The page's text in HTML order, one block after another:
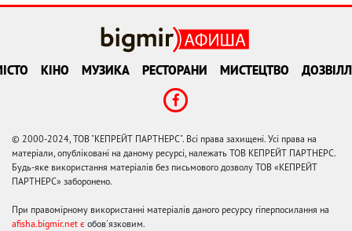
КІНО МУЗИКА РЕСТОРАНИ МИСТЕЦТВО
© 2000-2024, ТОВ "КЕПРЕЙТ ПАРТНЕРС". Всі права захищені. Усі права на
матеріали, опубліковані на даному ресурсі, належать ТОВ КЕПРЕЙТ ПАРТНЕРС.
Будь-яке використання матеріалів без письмового дозволу ТОВ «КЕПРЕЙТ
ПАРТНЕРС» заборонено.
При правомірному використанні матеріалів даного ресурсу гіперпосилання на
afisha.bigmir.net є обов'язковим.